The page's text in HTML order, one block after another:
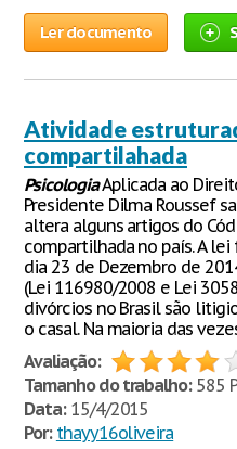
Ler documento
Atividade
compartilahada
PsicologiaAplicada ao
Presidente Dilma Roussef
altera alguns artigos do
compartilhada no país. A
dia 23 de Dezembro de
(Lei 116980/2008 e Lei
divórcios no Brasil são
o casal. Na maioria das
Avaliação:
Tamanho do trabalho:585
Data:15/4/2015
Por: thayy16oliveira